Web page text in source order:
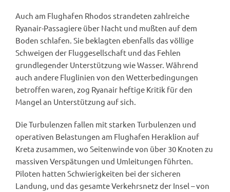
Auch am Flughafen Rhodos strandeten zahlreiche
Ryanair-Passagiere über Nacht und mußten auf dem
Boden schlafen. Sie beklagten ebenfalls das völlige
Schweigen der Fluggesellschaft und das Fehlen
grundlegender Unterstützung wie Wasser. Während
auch andere Fluglinien von den Wetterbedingungen
betroffen waren, zog Ryanair heftige Kritik für den
Mangel an Unterstützung auf sich.
Die Turbulenzen fallen mit starken Turbulenzen und
operativen Belastungen am Flughafen Heraklion auf
Kreta zusammen, wo Seitenwinde von über 30 Knoten zu
massiven Verspätungen und Umleitungen führten.
Piloten hatten Schwierigkeiten bei der sicheren
Landung, und das gesamte Verkehrsnetz der Insel – von